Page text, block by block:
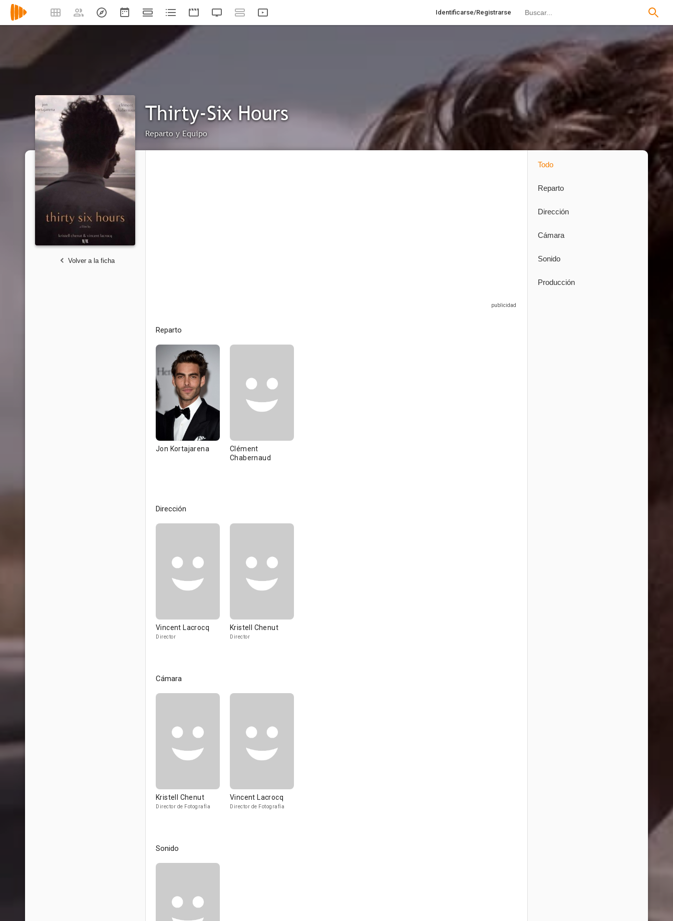
Identificarse/Registrarse
Thirty-Six Hours
Reparto y Equipo
Volver a la ficha
Reparto
Jon Kortajarena
Clément
Chabernaud
Dirección
Vincent Lacrocq
Director
Kristell Chenut
Director
Cámara
Kristell Chenut
Director de Fotografía
Vincent Lacrocq
Director de Fotografía
Sonido
Todo
Reparto
Dirección
Cámara
Sonido
Producción